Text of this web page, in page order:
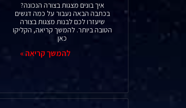
איך בונים מצגות בצורה הנכונה?
בכתבה הבאה נעבור על כמה דגשים
שיעזרו לכם לבנות מצגות בצורה
הטובה ביותר. להמשך קריאה, הקליקו
כאן
להמשך קריאה »